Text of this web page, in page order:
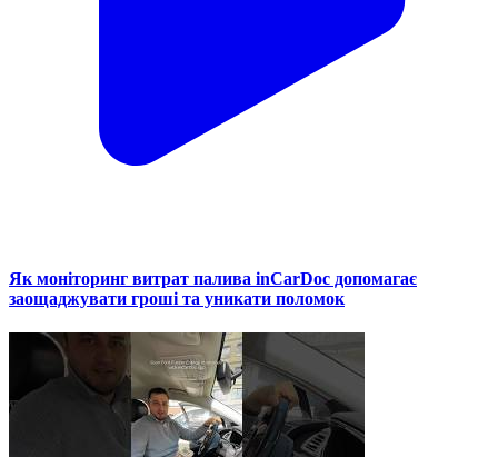
Як моніторинг витрат палива inCarDoc допомагає
заощаджувати гроші та уникати поломок